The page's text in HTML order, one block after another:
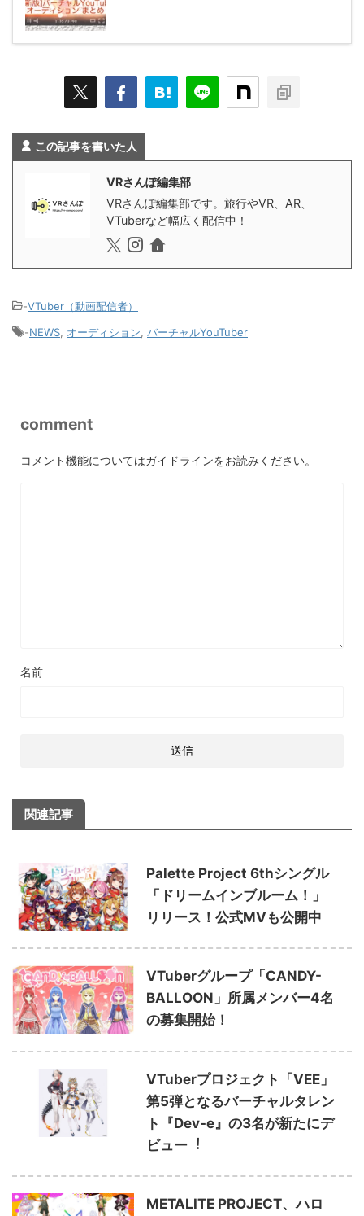
この記事を書いた人
VRさんぽ編集部
VRさんぽ編集部です。旅行やVR、AR、
VTuberなど幅広く配信中！
-VTuber（動画配信者）
-NEWS オーディション バーチャルYouTuber
comment
コメント機能についてはガイドラインをお読みください。
名前
関連記事
Palette Project 6thシングル
「ドリームインブルーム！」
リリース！公式MVも公開中
VTuberグループ「CANDY-
BALLOON」所属メンバー4名
の募集開始！
VTuberプロジェクト「VEE」
第5弾となるバーチャルタレン
ト『Dev-e』の3名が新たにデ
ビュー︕
METALITE PROJECT、ハロ